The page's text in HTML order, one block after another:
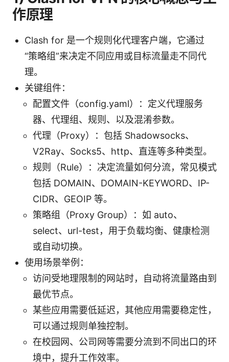
作原理
Clash for 是一个规则化代理客户端，它通过
“策略组”来决定不同应用或目标流量走不同代
理。
关键组件：
配置文件（config.yaml）：定义代理服务
器、代理组、规则、以及混淆参数。
代理（Proxy）：包括 Shadowsocks、
V2Ray、Socks5、http、直连等多种类型。
规则（Rule）：决定流量如何分流，常见模式
包括 DOMAIN、DOMAIN-KEYWORD、IP-
CIDR、GEOIP 等。
策略组（Proxy Group）：如 auto、
select、url-test，用于负载均衡、健康检测
或自动切换。
使用场景举例：
访问受地理限制的网站时，自动将流量路由到
最优节点。
某些应用需要低延迟，其他应用需要稳定性，
可以通过规则单独控制。
在校园网、公司网等需要分流到不同出口的环
境中，提升工作效率。